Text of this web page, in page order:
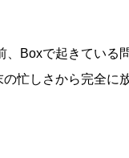
Boxで起きている
忙しさから完全に